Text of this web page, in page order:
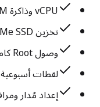
vCPU وذاكرة RAM مخصصة
تخزين NVMe SSD
وصول Root كامل
لقطات أسبوعية
إعداد مُدار